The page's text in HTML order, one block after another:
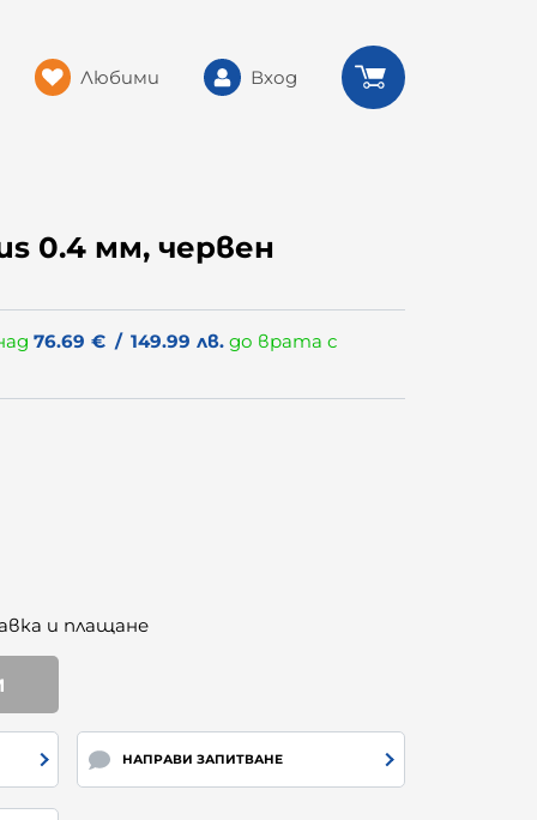
Любими Вход
0.4 мм, червен
76.69 € / 149.99 лв. до врата с
и плащане
НАПРАВИ ЗАПИТВАНЕ